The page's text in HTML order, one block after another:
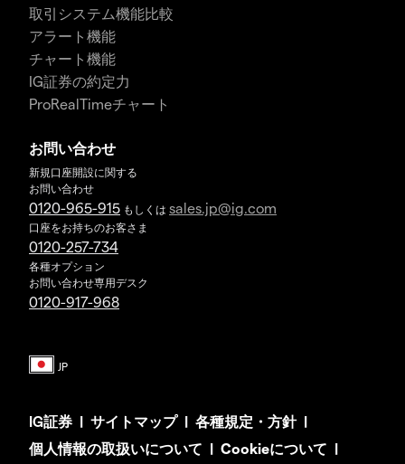
取引システム機能比較
アラート機能
チャート機能
IG証券の約定力
ProRealTimeチャート
お問い合わせ
新規口座開設に関する
お問い合わせ
0120-965-915 もしくは sales.jp@ig.com
口座をお持ちのお客さま
0120-257-734
各種オプション
お問い合わせ専用デスク
0120-917-968
IG証券 | サイトマップ| 各種規定・方針|
個人情報の取扱いについて | Cookieについて |